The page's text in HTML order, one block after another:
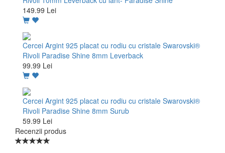
149.99 Lei
Cercei Argint 925 placat cu rodiu cu cristale Swarovski®
Rivoli Paradise Shine 8mm Leverback
99.99 Lei
Cercei Argint 925 placat cu rodiu cu cristale Swarovski®
Rivoli Paradise Shine 8mm Surub
59.99 Lei
Recenzii produs